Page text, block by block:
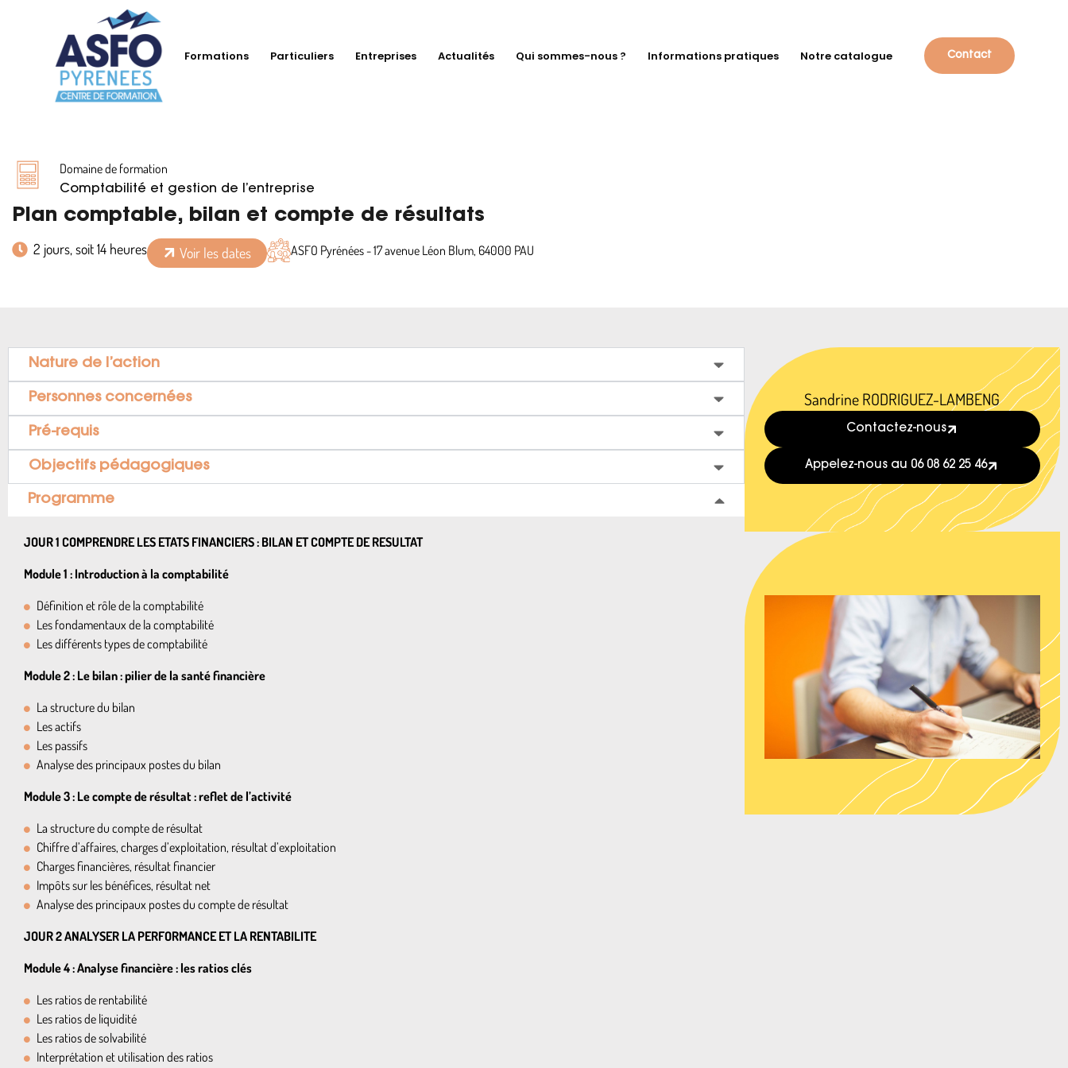
Formations Particuliers Entreprises Actualités Qui sommes-nous ? Informations pratiques Notre catalogue Contact
Domaine de formation
Comptabilité et gestion de l’entreprise
Plan comptable, bilan et compte de résultats
2 jours, soit 14 heures Voir les dates ASFO Pyrénées - 17 avenue Léon Blum, 64000 PAU
Nature de l’action
Personnes concernées
Pré-requis
Objectifs pédagogiques
Programme
JOUR 1 COMPRENDRE LES ETATS FINANCIERS : BILAN ET COMPTE DE RESULTAT
Module 1 : Introduction à la comptabilité
Définition et rôle de la comptabilité
Les fondamentaux de la comptabilité
Les différents types de comptabilité
Module 2 : Le bilan : pilier de la santé financière
La structure du bilan
Les actifs
Les passifs
Analyse des principaux postes du bilan
Module 3 : Le compte de résultat : reflet de l’activité
La structure du compte de résultat
Chiffre d’affaires, charges d’exploitation, résultat d’exploitation
Charges financières, résultat financier
Impôts sur les bénéfices, résultat net
Analyse des principaux postes du compte de résultat
JOUR 2 ANALYSER LA PERFORMANCE ET LA RENTABILITE
Module 4 : Analyse financière : les ratios clés
Les ratios de rentabilité
Les ratios de liquidité
Les ratios de solvabilité
Interprétation et utilisation des ratios
Sandrine RODRIGUEZ-LAMBENG
Contactez-nous
Appelez-nous au 06 08 62 25 46